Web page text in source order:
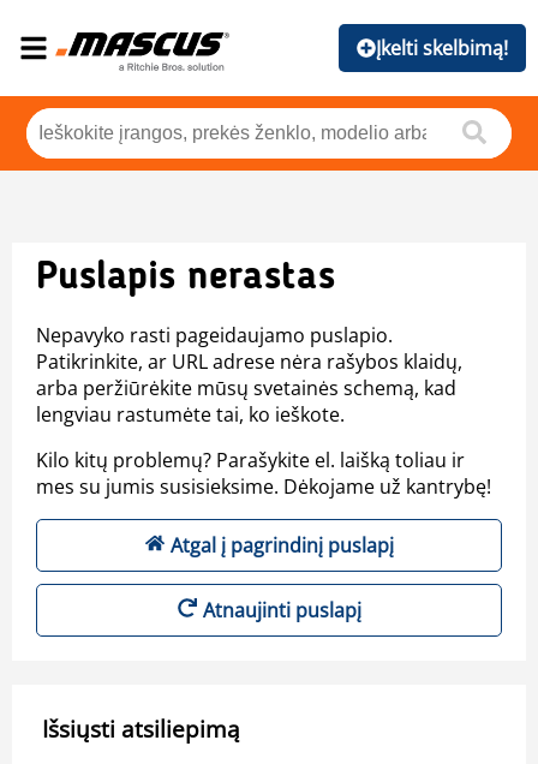
Įkelti skelbimą!
Puslapis nerastas
Nepavyko rasti pageidaujamo puslapio.
Patikrinkite, ar URL adrese nėra rašybos klaidų,
arba peržiūrėkite mūsų svetainės schemą, kad
lengviau rastumėte tai, ko ieškote.
Kilo kitų problemų? Parašykite el. laišką toliau ir
mes su jumis susisieksime. Dėkojame už kantrybę!
Atgal į pagrindinį puslapį
Atnaujinti puslapį
Išsiųsti atsiliepimą